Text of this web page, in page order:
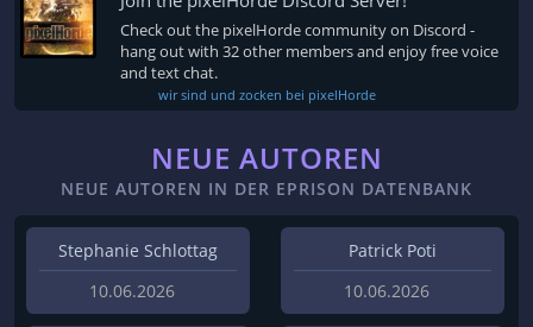
Check out the pixelHorde community on Discord -
hang out with 32 other members and enjoy free voice
and text chat.
wir sind und zocken bei pixelHorde
NEUE AUTOREN
NEUE AUTOREN IN DER EPRISON DATENBANK
Stephanie Schlottag
10.06.2026
Patrick Poti
10.06.2026